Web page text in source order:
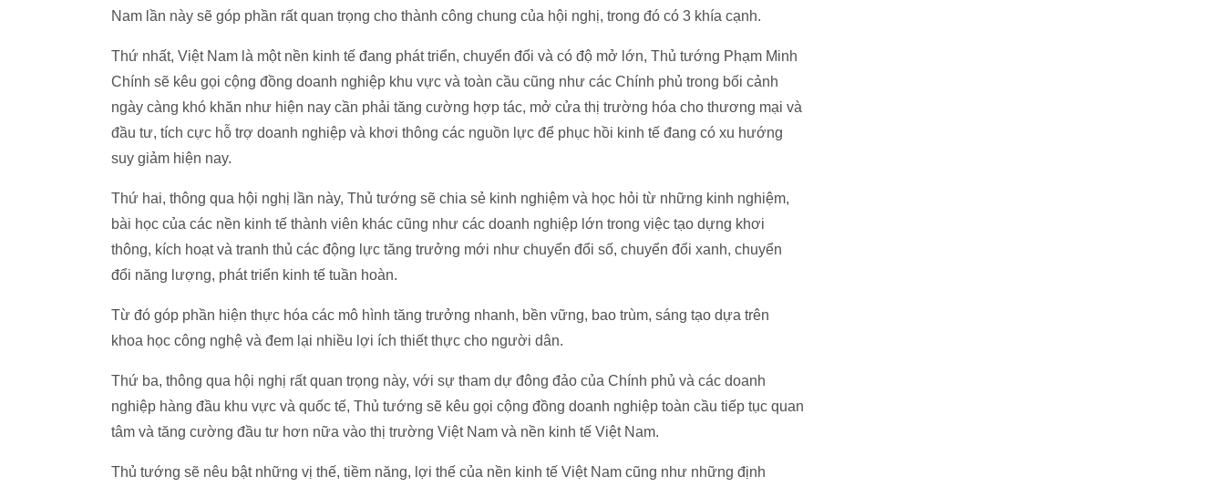
Nam lần này sẽ góp phần rất quan trọng cho thành công chung của hội nghị, trong đó có 3 khía cạnh.
Thứ nhất, Việt Nam là một nền kinh tế đang phát triển, chuyển đổi và có độ mở lớn, Thủ tướng Phạm Minh
Chính sẽ kêu gọi cộng đồng doanh nghiệp khu vực và toàn cầu cũng như các Chính phủ trong bối cảnh
ngày càng khó khăn như hiện nay cần phải tăng cường hợp tác, mở cửa thị trường hóa cho thương mại và
đầu tư, tích cực hỗ trợ doanh nghiệp và khơi thông các nguồn lực để phục hồi kinh tế đang có xu hướng
suy giảm hiện nay.
Thứ hai, thông qua hội nghị lần này, Thủ tướng sẽ chia sẻ kinh nghiệm và học hỏi từ những kinh nghiệm,
bài học của các nền kinh tế thành viên khác cũng như các doanh nghiệp lớn trong việc tạo dựng khơi
thông, kích hoạt và tranh thủ các động lực tăng trưởng mới như chuyển đổi số, chuyển đổi xanh, chuyển
đổi năng lượng, phát triển kinh tế tuần hoàn.
Từ đó góp phần hiện thực hóa các mô hình tăng trưởng nhanh, bền vững, bao trùm, sáng tạo dựa trên
khoa học công nghệ và đem lại nhiều lợi ích thiết thực cho người dân.
Thứ ba, thông qua hội nghị rất quan trọng này, với sự tham dự đông đảo của Chính phủ và các doanh
nghiệp hàng đầu khu vực và quốc tế, Thủ tướng sẽ kêu gọi cộng đồng doanh nghiệp toàn cầu tiếp tục quan
tâm và tăng cường đầu tư hơn nữa vào thị trường Việt Nam và nền kinh tế Việt Nam.
Thủ tướng sẽ nêu bật những vị thế, tiềm năng, lợi thế của nền kinh tế Việt Nam cũng như những định